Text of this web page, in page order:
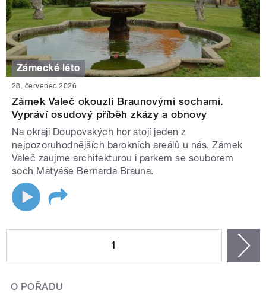
Zámecké léto
28. červenec 2026
Zámek Valeč okouzlí Braunovými sochami.
Vypráví osudový příběh zkázy a obnovy
Na okraji Doupovských hor stojí jeden z
nejpozoruhodnějších barokních areálů u nás. Zámek
Valeč zaujme architekturou i parkem se souborem
soch Matyáše Bernarda Brauna.
1
O POŘADU